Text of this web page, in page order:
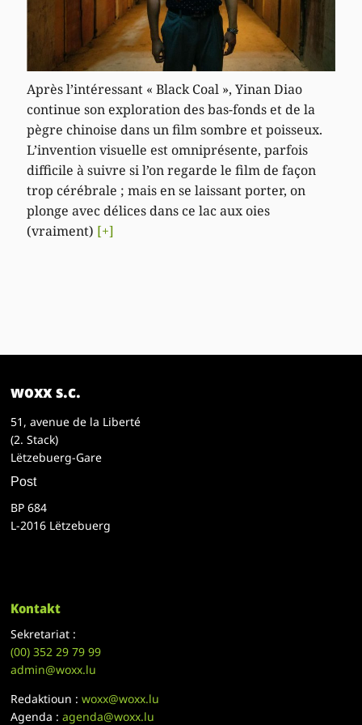
Après l’intéressant « Black Coal », Yinan Diao
continue son exploration des bas-fonds et de la
pègre chinoise dans un film sombre et poisseux.
L’invention visuelle est omniprésente, parfois
difficile à suivre si l’on regarde le film de façon
trop cérébrale ; mais en se laissant porter, on
plonge avec délices dans ce lac aux oies
(vraiment) [+]
woxx s.c.
51, avenue de la Liberté
(2. Stack)
Lëtzebuerg-Gare
Post
BP 684
L-2016 Lëtzebuerg
Kontakt
Sekretariat :
(00)352 29 79 99
admin@woxx.lu
Redaktioun :woxx@woxx.lu
Agenda :agenda@woxx.lu